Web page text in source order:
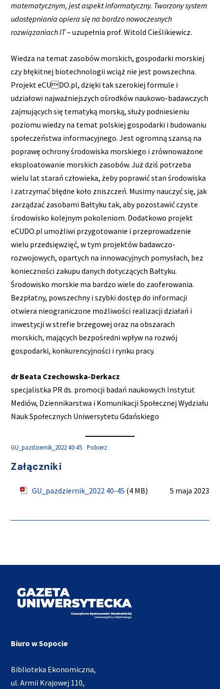
matematycznym, jest aspekt informatyczny. Tworzony system
udostępniania opiera się na bardzo nowoczesnych
rozwiązaniach IT– uzupełnia prof. Witold Cieślikiewicz.
Wiedza na temat zasobów morskich, gospodarki morskiej
czy błękitnej biotechnologii wciąż nie jest powszechna.
Projekt eCUDO.pl, dzięki tak szerokiej formule i
udziałowi najważniejszych ośrodków naukowo-badawczych
zajmujących się tematyką morską, służy podniesieniu
poziomu wiedzy na temat polskiej gospodarki i budowaniu
społeczeństwa informacyjnego. Jest ogromną szansą na
poprawę ochrony środowiska morskiego i zrównoważone
eksploatowanie morskich zasobów. Już dziś potrzeba
wielu lat starań człowieka, żeby poprawić stan środowiska
i zatrzymać błędne koło zniszczeń. Musimy nauczyć się, jak
zarządzać zasobami Bałtyku tak, aby pozostawić czyste
środowisko kolejnym pokoleniom. Dodatkowo projekt
eCUDO.pl umożliwi przygotowanie i przeprowadzenie
wielu przedsięwzięć, w tym projektów badawczo-
rozwojowych, opartych na innowacyjnych pomysłach, bez
konieczności zakupu danych dotyczących Bałtyku.
Środowisko morskie ma bardzo wiele do zaoferowania.
Bezpłatny, powszechny i szybki dostęp do informacji
otwiera nieograniczone możliwości realizacji działań i
inwestycji w strefie brzegowej oraz na obszarach
morskich, mających bezpośredni wpływ na rozwój
gospodarki, konkurencyjności i rynku pracy.
dr Beata Czechowska-Derkacz
specjalistka PR ds. promocji badań naukowych Instytut
Mediów, Dziennikarstwa i Komunikacji Społecznej Wydziału
Nauk Społecznych Uniwersytetu Gdańskiego
GU_pazdziernik_2022 40-45 Pobierz
Załączniki
GU_pazdziernik_2022 40-45 (4 MB) 5 maja 2023
Biuro w Sopocie
Biblioteka Ekonomiczna,
ul. Armii Krajowej 110,